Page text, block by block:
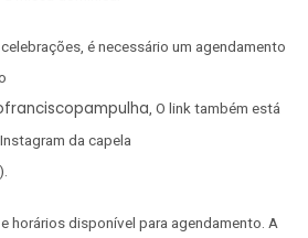
é necessário um agendamento
, O link também está
da capela
horários disponível para agendamento. A